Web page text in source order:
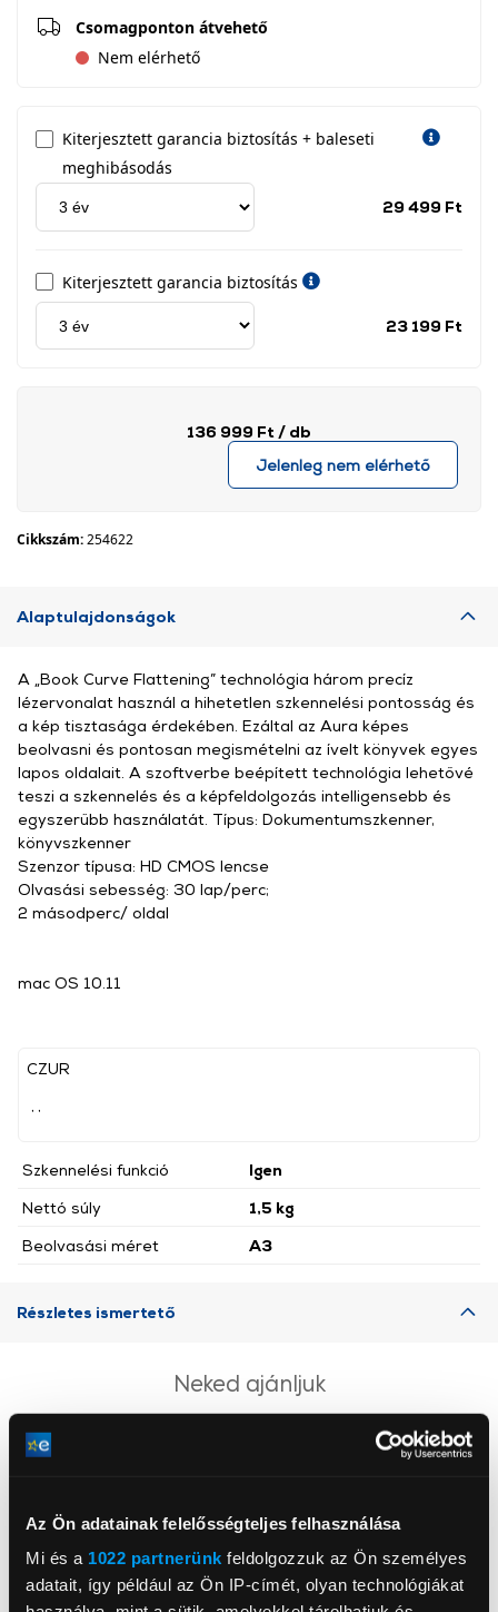
Az Ön adatainak felelősségteljes felhasználása
Mi és a 1022 partnerünk feldolgozzuk az Ön személyes
adatait, így például az Ön IP-címét, olyan technológiákat
Csomagponton átvehető
Nem elérhető
Kiterjesztett garancia biztosítás + baleseti
meghibásodás
29 499 Ft
Kiterjesztett garancia biztosítás
23 199 Ft
136 999 Ft / db
Jelenleg nem elérhető
Cikkszám:254622
Alaptulajdonságok
CZUR
Szkennelési funkció
Igen
Nettó súly
1,5 kg
Beolvasási méret
A3
A „Book Curve Flattening” technológia három precíz
lézervonalat használ a hihetetlen szkennelési pontosság és
a kép tisztasága érdekében. Ezáltal az Aura képes
beolvasni és pontosan megismételni az ívelt könyvek egyes
lapos oldalait. A szoftverbe beépített technológia lehetővé
teszi a szkennelés és a képfeldolgozás intelligensebb és
egyszerűbb használatát. Típus: Dokumentumszkenner,
könyvszkenner
Szenzor típusa: HD CMOS lencse
Olvasási sebesség: 30 lap/perc;
2 másodperc/ oldal
mac OS 10.11
Részletes ismertető
Neked ajánljuk